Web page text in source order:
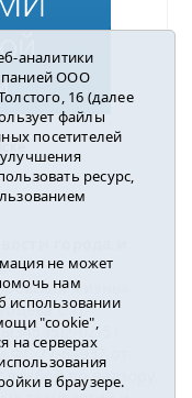
жизнь».
С.П.
02-51
77-64937 от
по надзору
аналитики
ООО
16 (далее
файлы
посетителей
улучшения
ресурс,
не может
нам
использовании
"cookie",
на серверах
в браузере.